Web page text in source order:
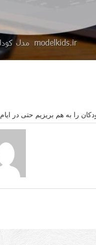
را به هم بریزیم حتی در ایام